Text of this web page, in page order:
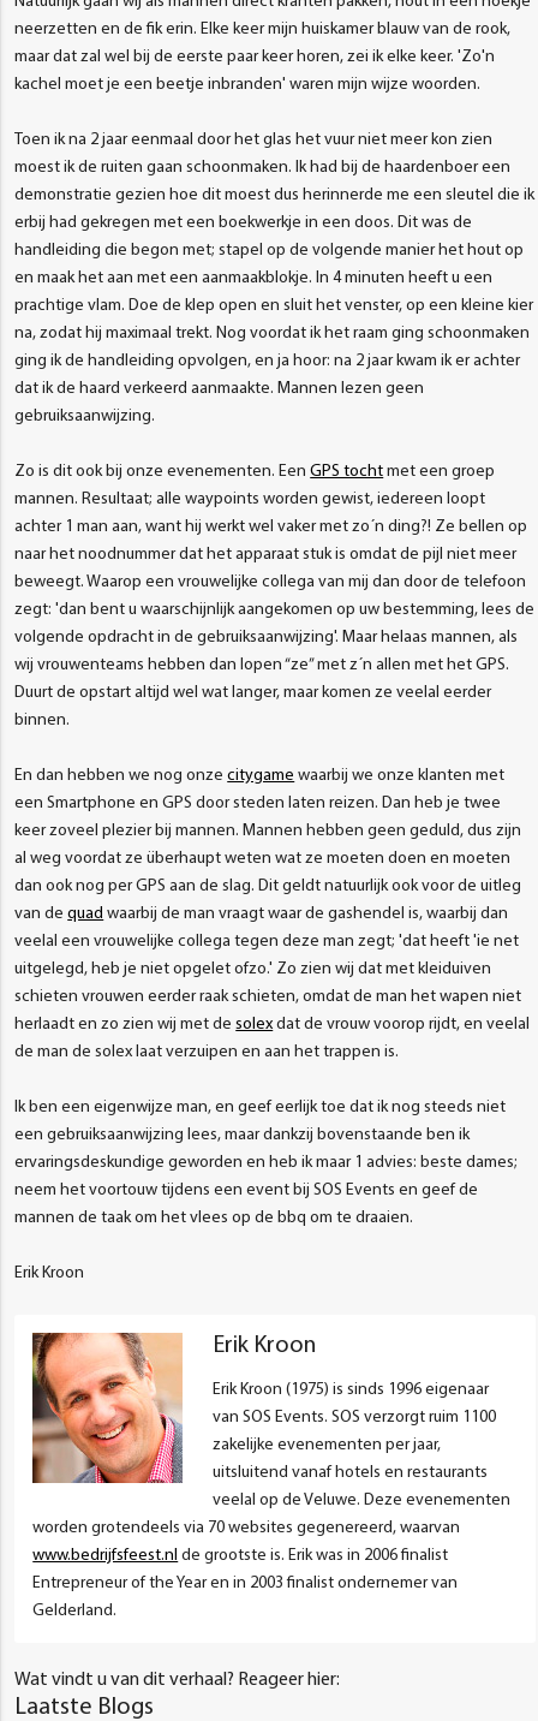
neerzetten en de fik erin. Elke keer mijn huiskamer blauw van de rook,
maar dat zal wel bij de eerste paar keer horen, zei ik elke keer. 'Zo'n
kachel moet je een beetje inbranden' waren mijn wijze woorden.
Toen ik na 2 jaar eenmaal door het glas het vuur niet meer kon zien
moest ik de ruiten gaan schoonmaken. Ik had bij de haardenboer een
demonstratie gezien hoe dit moest dus herinnerde me een sleutel die ik
erbij had gekregen met een boekwerkje in een doos. Dit was de
handleiding die begon met; stapel op de volgende manier het hout op
en maak het aan met een aanmaakblokje. In 4 minuten heeft u een
prachtige vlam. Doe de klep open en sluit het venster, op een kleine kier
na, zodat hij maximaal trekt. Nog voordat ik het raam ging schoonmaken
ging ik de handleiding opvolgen, en ja hoor: na 2 jaar kwam ik er achter
dat ik de haard verkeerd aanmaakte. Mannen lezen geen
gebruiksaanwijzing.
Zo is dit ook bij onze evenementen. EenGPS tocht met een groep
mannen. Resultaat; alle waypoints worden gewist, iedereen loopt
achter 1 man aan, want hij werkt wel vaker met zo´n ding?! Ze bellen op
naar het noodnummer dat het apparaat stuk is omdat de pijl niet meer
beweegt. Waarop een vrouwelijke collega van mij dan door de telefoon
zegt: 'dan bent u waarschijnlijk aangekomen op uw bestemming, lees de
volgende opdracht in de gebruiksaanwijzing'. Maar helaas mannen, als
wij vrouwenteams hebben dan lopen “ze” met z´n allen met het GPS.
Duurt de opstart altijd wel wat langer, maar komen ze veelal eerder
binnen.
En dan hebben we nog onzecitygame waarbij we onze klanten met
een Smartphone en GPS door steden laten reizen. Dan heb je twee
keer zoveel plezier bij mannen. Mannen hebben geen geduld, dus zijn
al weg voordat ze überhaupt weten wat ze moeten doen en moeten
dan ook nog per GPS aan de slag. Dit geldt natuurlijk ook voor de uitleg
van dequad waarbij de man vraagt waar de gashendel is, waarbij dan
veelal een vrouwelijke collega tegen deze man zegt; 'dat heeft 'ie net
uitgelegd, heb je niet opgelet ofzo.' Zo zien wij dat met kleiduiven
schieten vrouwen eerder raak schieten, omdat de man het wapen niet
herlaadt en zo zien wij met desolex dat de vrouw voorop rijdt, en veelal
de man de solex laat verzuipen en aan het trappen is.
Ik ben een eigenwijze man, en geef eerlijk toe dat ik nog steeds niet
een gebruiksaanwijzing lees, maar dankzij bovenstaande ben ik
ervaringsdeskundige geworden en heb ik maar 1 advies: beste dames;
neem het voortouw tijdens een event bij SOS Events en geef de
mannen de taak om het vlees op de bbq om te draaien.
Erik Kroon
Erik Kroon
Erik Kroon (1975) is sinds 1996 eigenaar
van SOS Events. SOS verzorgt ruim 1100
zakelijke evenementen per jaar,
uitsluitend vanaf hotels en restaurants
veelal op de Veluwe. Deze evenementen
worden grotendeels via 70 websites gegenereerd, waarvan
www.bedrijfsfeest.nl de grootste is. Erik was in 2006 finalist
Entrepreneur of the Year en in 2003 finalist ondernemer van
Gelderland.
Wat vindt u van dit verhaal? Reageer hier:
Laatste Blogs